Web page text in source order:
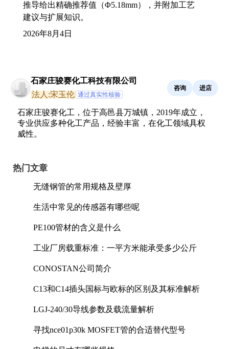
推导给出精确推荐值（Φ5.18mm），并附加工艺
建议与扩展知识。
2026年8月4日
石家庄骏赛化工科技有限公司
法人:宋玉伦 通过真实性核验
咨询 进店
石家庄骏赛化工，位于高邑县万城镇，2019年成立，
专业供应多种化工产品，经验丰富，在化工领域具权
威性。
热门文章
无缝钢管的常用规格及壁厚
生活中常见的传感器有哪些呢
PE100管材的含义是什么
工业厂房载重标准：一平方米能承受多少公斤
CONOSTAN公司简介
C13和C14插头国标与欧标的区别及其标准解析
LGJ-240/30导线参数及载流量解析
寻找nce01p30k MOSFET管的合适替代型号